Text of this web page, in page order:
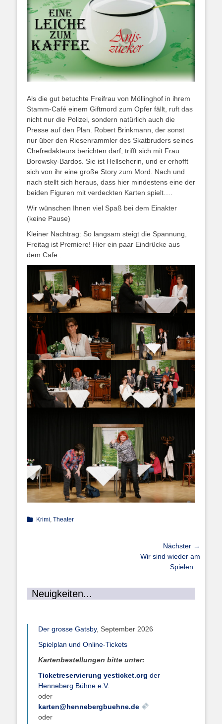
Als die gut betuchte Freifrau von Möllinghof in ihrem
Stamm-Café einem Giftmord zum Opfer fällt, ruft das
nicht nur die Polizei, sondern natürlich auch die
Presse auf den Plan. Robert Brinkmann, der sonst
nur über den Riesenrammler des Skatbruders seines
Chefredakteurs berichten darf, trifft sich mit Frau
Borowsky-Bardos. Sie ist Hellseherin, und er erhofft
sich von ihr eine große Story zum Mord. Nach und
nach stellt sich heraus, dass hier mindestens eine der
beiden Figuren mit verdeckten Karten spielt….
Wir wünschen Ihnen viel Spaß bei dem Einakter
(keine Pause)
Kleiner Nachtrag: So langsam steigt die Spannung,
Freitag ist Premiere! Hier ein paar Eindrücke aus
dem Cafe…
Kategorien
Krimi Theater
Nächster →
Wir sind wieder am
Spielen…
Neuigkeiten...
Der grosse Gatsby, September 2026
Spielplan und Online-Tickets
Kartenbestellungen bitte unter:
Ticketreservierung yesticket.org der
Henneberg Bühne e.V.
oder
karten@hennebergbuehne.de
oder